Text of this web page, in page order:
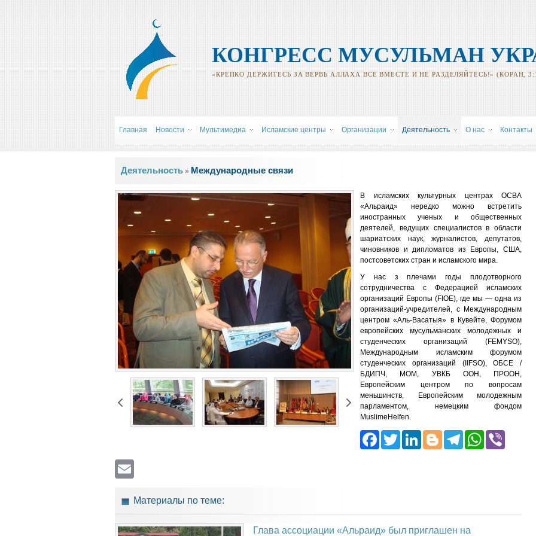
КОНГРЕСС МУСУЛЬМАН
«КРЕПКО ДЕРЖИТЕСЬ ЗА ВЕРВЬ АЛЛАХА ВСЕ ВМЕСТЕ И НЕ РАЗДЕЛЯЙТЕСЬ!» (КОРАН,
Главная Новости Мультимедиа Исламские центры Oрганизации Деятельность О нас Контакты
Вы здесь
Деятельность » Международные связи
В исламских культурных центрах ОСВА
«Альраид» нередко можно встретить
иностранных ученых и общественных
деятелей, ведущих специалистов в области
шариатских наук, журналистов, депутатов,
чиновников и дипломатов из Европы, США,
постсоветских стран и исламского мира.
У нас з плечами годы плодотворного
сотрудничества с Федерацией исламских
организаций Европы (FIOE), где мы — одна из
организаций-учредителей, с Международным
центром «Аль-Васатыя» в Кувейте, Форумом
европейских мусульманских молодежных и
студенческих организаций (FEMYSO),
Международным исламским форумом
студенческих организаций (IIFSO), ОБСЕ /
БДИПЧ, МОМ, УВКБ ООН, ПРООН,
Европейским центром по вопросам
меньшинств, Европейским молодежным
парламентом, немецким фондом
MuslimeHelfen.
Facebook
Twitter
LinkedIn
Blogger
Telegram
Материалы по теме:
Глава ассоциации «Альраид» был приглашен на